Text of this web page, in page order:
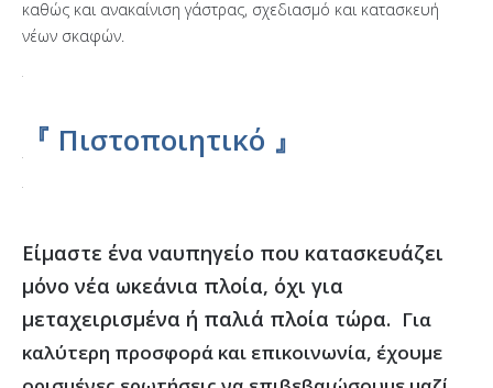
καθώς και ανακαίνιση γάστρας, σχεδιασμό και κατασκευή
νέων σκαφών.
『 Πιστοποιητικό 』
Είμαστε ένα ναυπηγείο που κατασκευάζει
μόνο νέα ωκεάνια πλοία, όχι για
μεταχειρισμένα ή παλιά πλοία τώρα. Για
καλύτερη προσφορά και επικοινωνία, έχουμε